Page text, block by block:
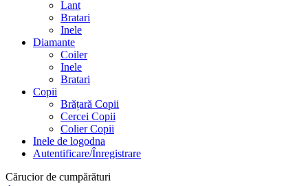
Lant
Bratari
Inele
Diamante
Coiler
Inele
Bratari
Copii
Brățară Copii
Cercei Copii
Colier Copii
Inele de logodna
Autentificare/Înregistrare
Cărucior de cumpărături